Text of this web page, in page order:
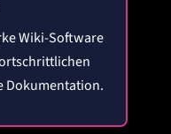
Wiki-Software
Dokumentation.